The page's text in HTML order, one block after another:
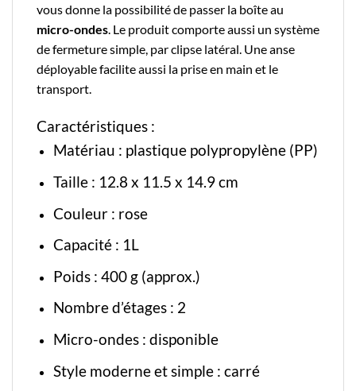
vous donne la possibilité de passer la boîte au
micro-ondes . Le produit comporte aussi un système
de fermeture simple, par clipse latéral. Une anse
déployable facilite aussi la prise en main et le
transport.
Caractéristiques :
Matériau : plastique polypropylène(PP)
Taille : 12.8 x 11.5 x 14.9 cm
Couleur : rose
Capacité : 1L
Poids : 400 g (approx.)
Nombre d’étages : 2
Micro-ondes : disponible
Style moderne et simple : carré